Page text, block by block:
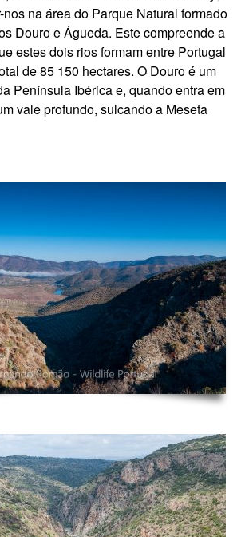
na área do Parque Natural formado
Douro e Águeda. Este compreende a
estes dois rios formam entre Portugal
de 85 150 hectares. O Douro é um
Península Ibérica e, quando entra em
vale profundo, sulcando a Meseta